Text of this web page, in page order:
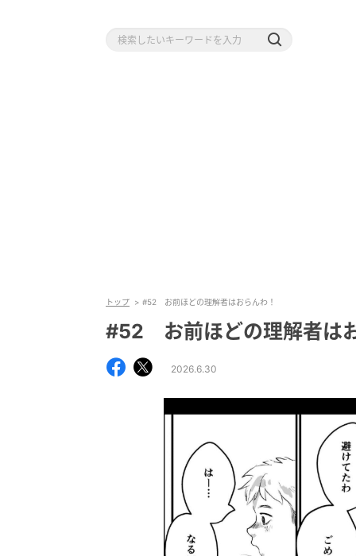
トップ #52 お前ほどの理解者はおらんわ！
#52 お前ほどの理解者は
2026.6.30